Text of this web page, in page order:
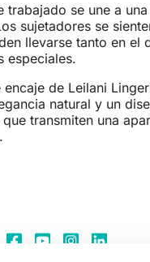
trabajado se une a
sujetadores se
llevarse tanto en el
especiales.
de Leilani
natural y un
transmiten una